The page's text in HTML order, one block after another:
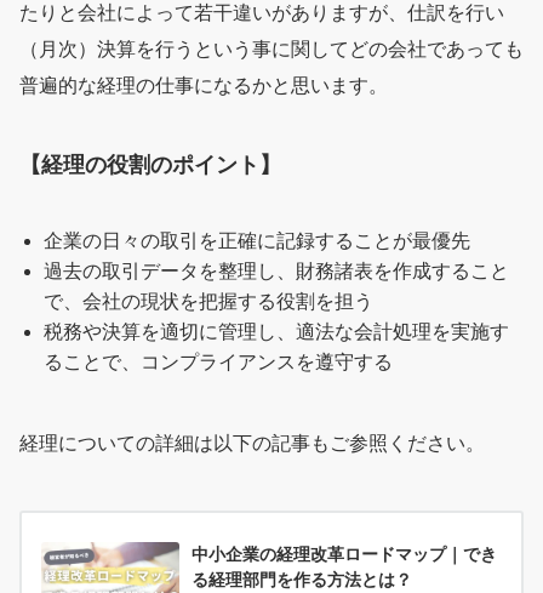
たりと会社によって若干違いがありますが、仕訳を行い
（月次）決算を行うという事に関してどの会社であっても
普遍的な経理の仕事になるかと思います。
【経理の役割のポイント】
企業の日々の取引を正確に記録することが最優先
過去の取引データを整理し、財務諸表を作成すること
で、会社の現状を把握する役割を担う
税務や決算を適切に管理し、適法な会計処理を実施す
ることで、コンプライアンスを遵守する
経理についての詳細は以下の記事もご参照ください。
中小企業の経理改革ロードマップ｜でき
る経理部門を作る方法とは？